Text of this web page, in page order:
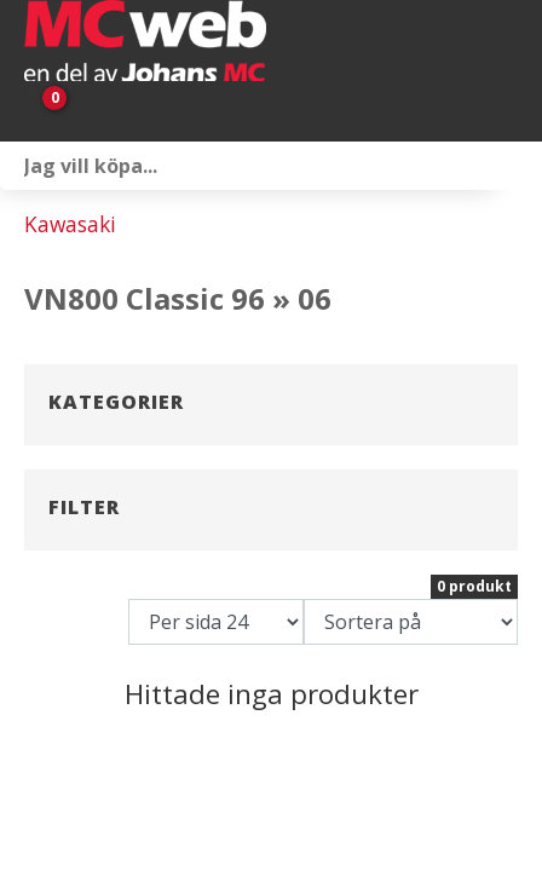
0
Reservdelar & tillbehör
Kawasaki
VN800 Classic 96 » 06
KATEGORIER
FILTER
0 produkt
Hittade inga produkter